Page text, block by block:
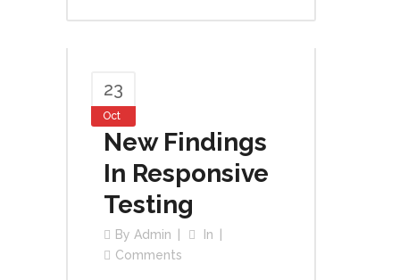
23
Oct
New Findings
In Responsive
Testing
By Admin
In
Comments